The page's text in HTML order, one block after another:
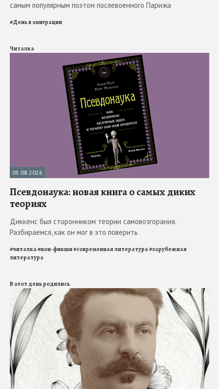
самым популярным поэтом послевоенного Парижа
#День в эмиграции
Читалка
05.08.2026
Псевдонаука: новая книга о самых диких
теориях
Диккенс был сторонником теории самовозгорания.
Разбираемся, как он мог в это поверить
#читалка#нон-фикшн#современная литература#зарубежная
литература
В этот день родились